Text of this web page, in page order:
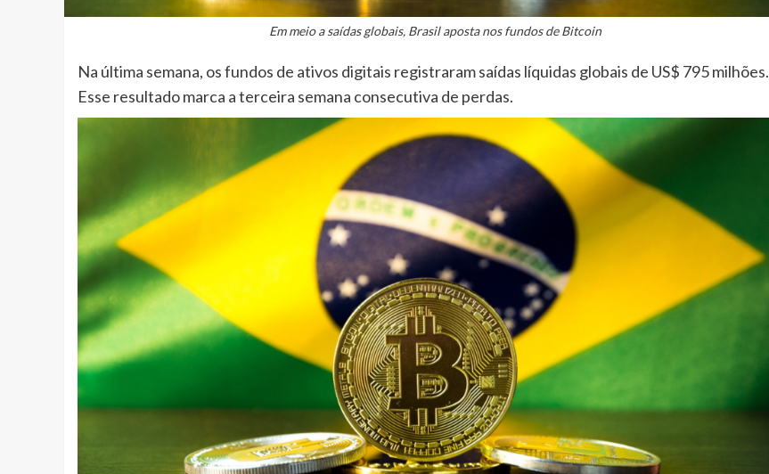
Em meio a saídas globais, Brasil aposta nos fundos de Bitcoin
Na última semana, os fundos de ativos digitais registraram saídas líquidas globais de US$ 795 milhões.
Esse resultado marca a terceira semana consecutiva de perdas.